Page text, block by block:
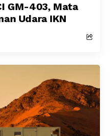
GM-403, Mata
Udara IKN